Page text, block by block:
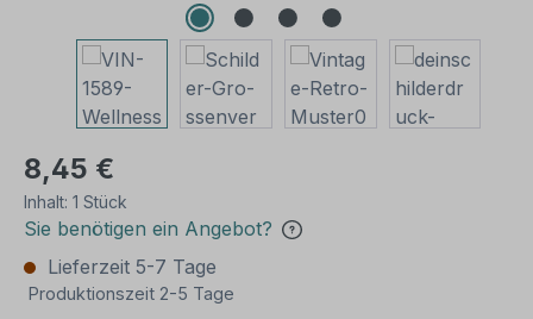
8,45 €
Inhalt: 1 Stück
Sie benötigen ein Angebot?
Lieferzeit 5-7 Tage
Produktionszeit 2-5 Tage